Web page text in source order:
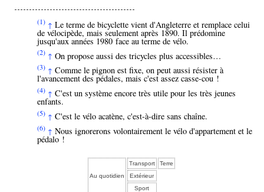
(1) ↑ Le terme de bicyclette vient d'Angleterre et remplace celui
de vélocipède, mais seulement après 1890. Il prédomine
jusqu'aux années 1980 face au terme de vélo.
(2) ↑ On propose aussi des tricycles plus accessibles…
(3) ↑ Comme le pignon est fixe, on peut aussi résister à
l'avancement des pédales, mais c'est assez casse-cou !
(4) ↑ C'est un système encore très utile pour les très jeunes
enfants.
(5) ↑ C'est le vélo acatène, c'est-à-dire sans chaîne.
(6) ↑ Nous ignorerons volontairement le vélo d'appartement et le
pédalo !
Au quotidien
Transport
Terre
Extérieur
Sport